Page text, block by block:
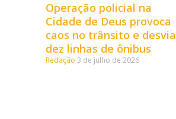
Operação policial na
Cidade de Deus provoca
caos no trânsito e desvia
dez linhas de ônibus
Redação 3 de julho de 2026